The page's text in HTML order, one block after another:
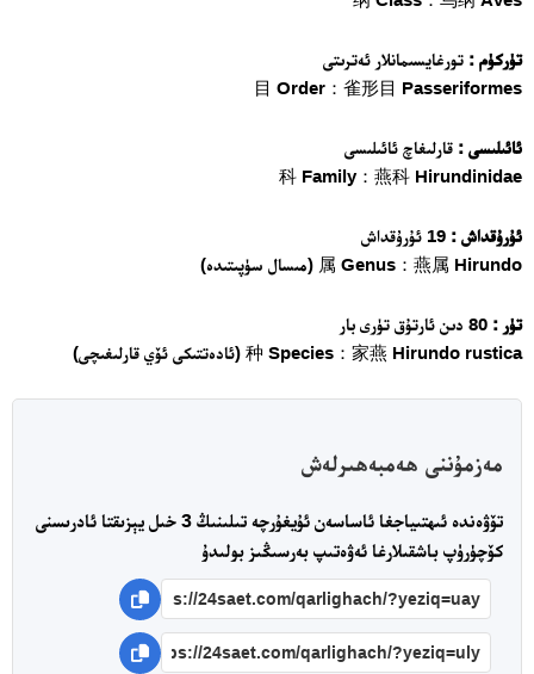
تۈركۈم : تورغايسىمانلار ئەترىتى
目 Order：雀形目 Passeriformes
ئائىلىسى : قارلىغاچ ئائىلىسى
科 Family：燕科 Hirundinidae
ئۇرۇقداش :
属 Genus：燕属 Hirundo (مىسال سۈپىتىدە)
تۈر :
种 Species：家燕 Hirundo rustica (ئادەتتىكى ئۆي قارلىغىچى)
مەزمۇننى ھەمبەھىرلەش
تۆۋەندە ئىھتىياجغا ئاساسەن ئۇيغۇرچە تىلىنىڭ 3 خىل يېزىقتا ئادرىسنى
كۆچۈرۈپ باشقىلارغا ئەۋەتىپ بەرسىڭىز بولىدۇ